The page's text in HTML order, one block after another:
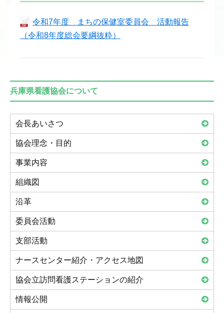
令和7年度 まちの保健室委員会 活動報告
（令和8年度総会要綱抜粋）
兵庫県看護協会について
会長あいさつ
協会理念・目的
事業内容
組織図
沿革
委員会活動
支部活動
ナースセンター紹介・アクセス地図
協会立訪問看護ステーションの紹介
情報公開